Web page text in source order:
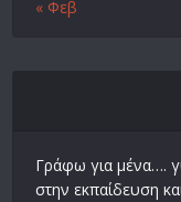
« Φεβ
Γράφω για μένα….
στην εκπαίδευση